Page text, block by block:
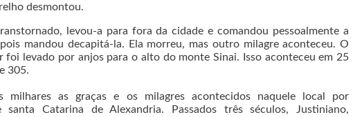
desmontou.
levou-a para fora da cidade e comandou pessoalmente a
mandou decapitá-la. Ela morreu, mas outro milagre aconteceu. O
foi levado por anjos para o alto do monte Sinai. Isso aconteceu em 25
305.
milhares as graças e os milagres acontecidos naquele local por
santa Catarina de Alexandria. Passados três séculos, Justiniano,